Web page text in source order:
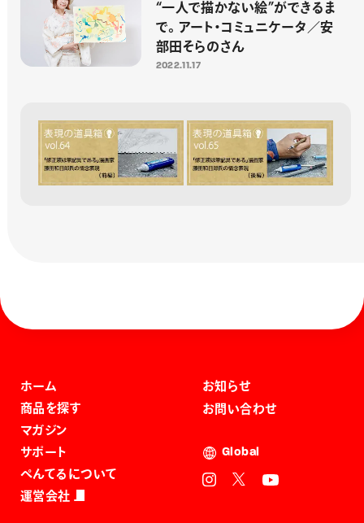
“一人で描かない絵”ができるま
で。アート・コミュニケータ／安
部田そらのさん
2022.11.17
ホーム
商品を探す
マガジン
サポート
ぺんてるについて
運営会社
お知らせ
お問い合わせ
Global